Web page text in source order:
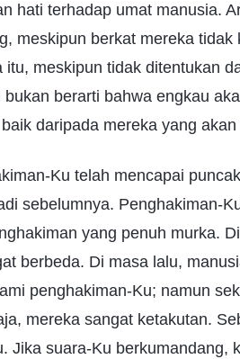
hati terhadap umat manusia.
meskipun berkat mereka
itu, meskipun tidak ditentukan
berarti bahwa engkau
daripada mereka yang
Ku telah mencapai
sebelumnya. Penghakiman-
yang penuh murka.
berbeda. Di masa lalu,
penghakiman-Ku; namun
mereka sangat ketakutan.
Jika suara-Ku berkumandang,